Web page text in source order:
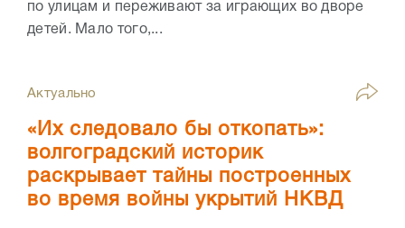
по улицам и переживают за играющих во дворе
детей. Мало того,...
Актуально
«Их следовало бы откопать»:
волгоградский историк
раскрывает тайны построенных
во время войны укрытий НКВД